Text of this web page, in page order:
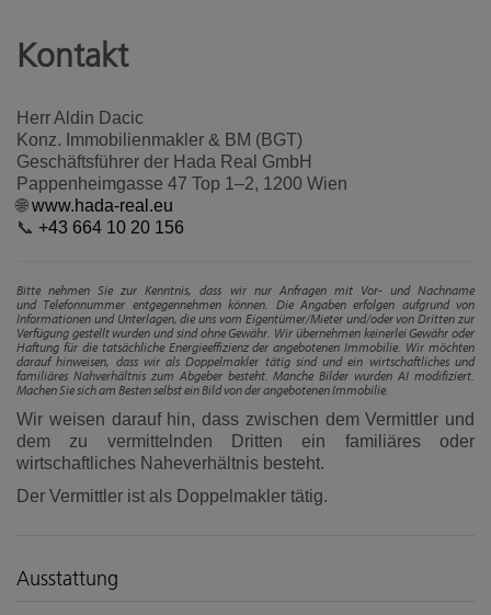
Kontakt
Herr Aldin Dacic
Konz. Immobilienmakler & BM (BGT)
Geschäftsführer der Hada Real GmbH
Pappenheimgasse 47 Top 1–2, 1200 Wien
🌐www.hada-real.eu
📞 +43 664 10 20 156
Bitte nehmen Sie zur Kenntnis, dass wir nur Anfragen mit Vor- und Nachname
und Telefonnummer entgegennehmen können. Die Angaben erfolgen aufgrund von
Informationen und Unterlagen, die uns vom Eigentümer/Mieter und/oder von Dritten zur
Verfügung gestellt wurden und sind ohne Gewähr. Wir übernehmen keinerlei Gewähr oder
Haftung für die tatsächliche Energieeffizienz der angebotenen Immobilie. Wir möchten
darauf hinweisen, dass wir als Doppelmakler tätig sind und ein wirtschaftliches und
familiäres Nahverhältnis zum Abgeber besteht. Manche Bilder wurden AI modifiziert.
Machen Sie sich am Besten selbst ein Bild von der angebotenen Immobilie.
Wir weisen darauf hin, dass zwischen dem Vermittler und
dem zu vermittelnden Dritten ein familiäres oder
wirtschaftliches Naheverhältnis besteht.
Der Vermittler ist als Doppelmakler tätig.
Ausstattung